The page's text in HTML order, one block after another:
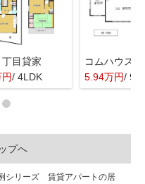
目貸家
/ 4LDK 5.94万円/
プへ
シリーズ 賃貸アパートの居